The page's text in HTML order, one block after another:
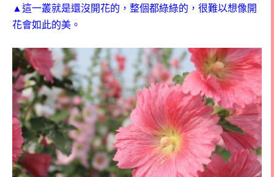
▲這一叢就是還沒開花的，整個都綠綠的，很難以想像開
花會如此的美。